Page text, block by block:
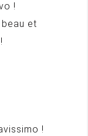
!
et
!